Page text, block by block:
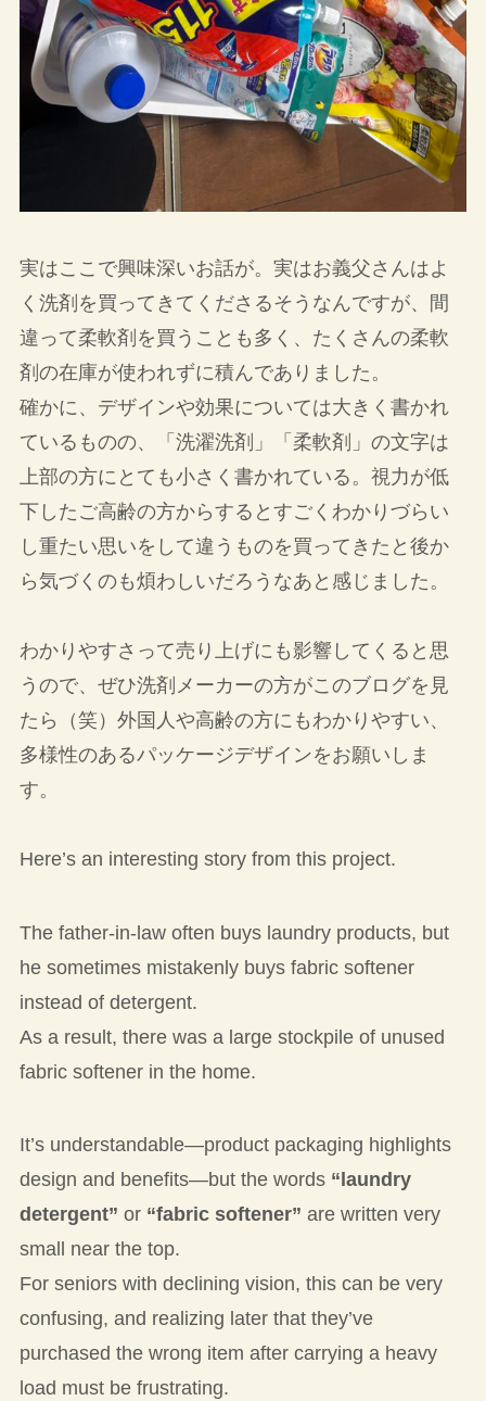
実はここで興味深いお話が。実はお義父さんはよ
く洗剤を買ってきてくださるそうなんですが、間
違って柔軟剤を買うことも多く、たくさんの柔軟
剤の在庫が使われずに積んでありました。
確かに、デザインや効果については大きく書かれ
ているものの、「洗濯洗剤」「柔軟剤」の文字は
上部の方にとても小さく書かれている。視力が低
下したご高齢の方からするとすごくわかりづらい
し重たい思いをして違うものを買ってきたと後か
ら気づくのも煩わしいだろうなあと感じました。
わかりやすさって売り上げにも影響してくると思
うので、ぜひ洗剤メーカーの方がこのブログを見
たら（笑）外国人や高齢の方にもわかりやすい、
多様性のあるパッケージデザインをお願いしま
す。
Here’s an interesting story from this project.
The father-in-law often buys laundry products, but
he sometimes mistakenly buys fabric softener
instead of detergent.
As a result, there was a large stockpile of unused
fabric softener in the home.
It’s understandable—product packaging highlights
design and benefits—but the words “laundry
detergent” or “fabric softener” are written very
small near the top.
For seniors with declining vision, this can be very
confusing, and realizing later that they’ve
purchased the wrong item after carrying a heavy
load must be frustrating.